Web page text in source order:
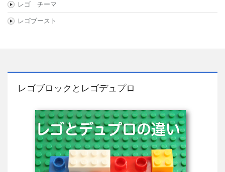
レゴ チーマ
レゴブースト
レゴブロックとレゴデュプロ